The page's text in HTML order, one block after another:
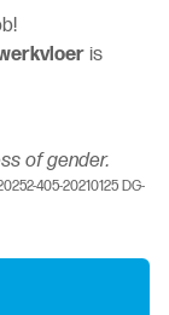
is
of gender.
405-20210125 DG-